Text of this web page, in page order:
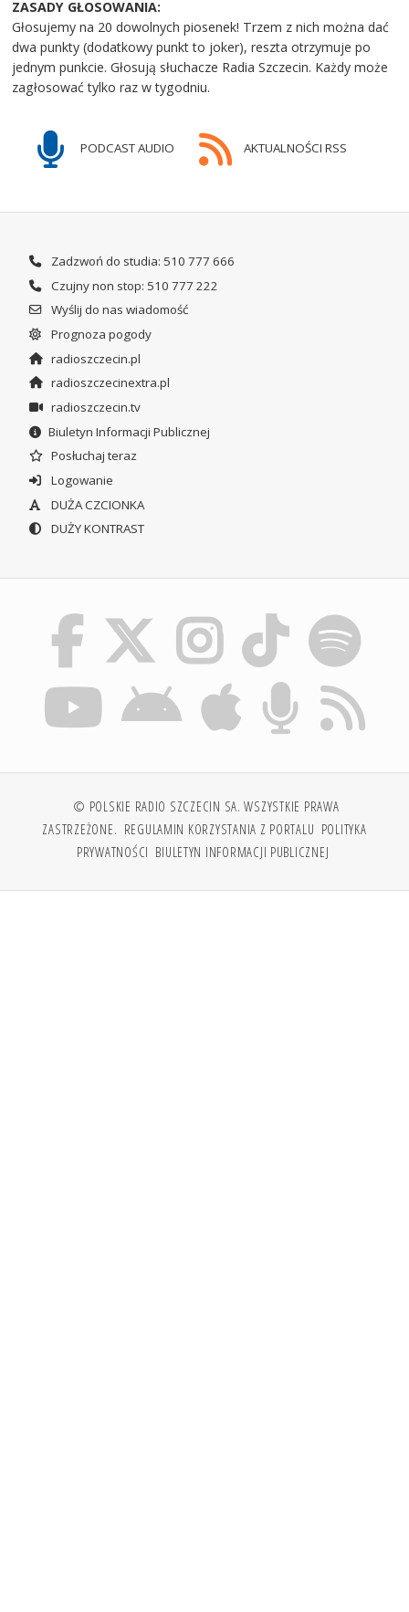
ZASADY GŁOSOWANIA:
Głosujemy na 20 dowolnych piosenek! Trzem z nich można dać
dwa punkty (dodatkowy punkt to joker), reszta otrzymuje po
jednym punkcie. Głosują słuchacze Radia Szczecin. Każdy może
zagłosować tylko raz w tygodniu.
PODCAST AUDIO AKTUALNOŚCI RSS
Zadzwoń do studia: 510 777 666
Czujny non stop: 510 777 222
Wyślij do nas wiadomość
Prognoza pogody
radioszczecin.pl
radioszczecinextra.pl
radioszczecin.tv
Biuletyn Informacji Publicznej
Posłuchaj teraz
Logowanie
DUŻA CZCIONKA
DUŻY KONTRAST
© POLSKIE RADIO SZCZECIN SA. WSZYSTKIE PRAWA
ZASTRZEŻONE. REGULAMIN KORZYSTANIA Z PORTALU POLITYKA
PRYWATNOŚCI BIULETYN INFORMACJI PUBLICZNEJ